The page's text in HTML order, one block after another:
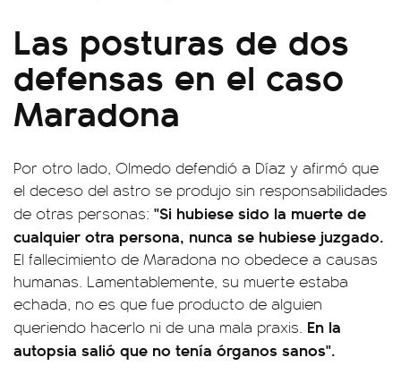
Las posturas de dos
defensas en el caso
Maradona
Por otro lado, Olmedo defendió a Díaz y afirmó que
el deceso del astro se produjo sin responsabilidades
de otras personas: "Si hubiese sido la muerte de
cualquier otra persona, nunca se hubiese juzgado.
El fallecimiento de Maradona no obedece a causas
humanas. Lamentablemente, su muerte estaba
echada, no es que fue producto de alguien
queriendo hacerlo ni de una mala praxis. En la
autopsia salió que no tenía órganos sanos".